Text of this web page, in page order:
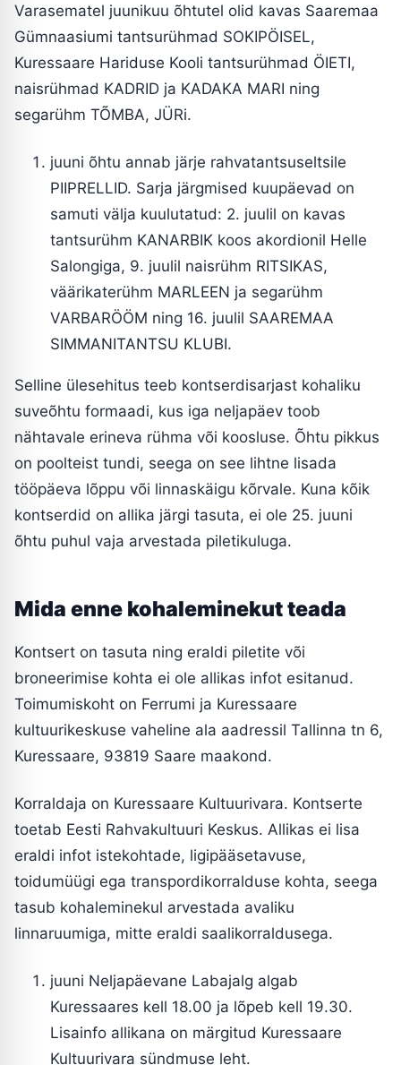
Varasematel juunikuu õhtutel olid kavas Saaremaa
Gümnaasiumi tantsurühmad SOKIPÖISEL,
Kuressaare Hariduse Kooli tantsurühmad ÖIETI,
naisrühmad KADRID ja KADAKA MARI ning
segarühm TÕMBA, JÜRi.
juuni õhtu annab järje rahvatantsuseltsile
PIIPRELLID. Sarja järgmised kuupäevad on
samuti välja kuulutatud: 2. juulil on kavas
tantsurühm KANARBIK koos akordionil Helle
Salongiga, 9. juulil naisrühm RITSIKAS,
väärikaterühm MARLEEN ja segarühm
VARBARÖÖM ning 16. juulil SAAREMAA
SIMMANITANTSU KLUBI.
Selline ülesehitus teeb kontserdisarjast kohaliku
suveõhtu formaadi, kus iga neljapäev toob
nähtavale erineva rühma või koosluse. Õhtu pikkus
on poolteist tundi, seega on see lihtne lisada
tööpäeva lõppu või linnaskäigu kõrvale. Kuna kõik
kontserdid on allika järgi tasuta, ei ole 25. juuni
õhtu puhul vaja arvestada piletikuluga.
Mida enne kohaleminekut teada
Kontsert on tasuta ning eraldi piletite või
broneerimise kohta ei ole allikas infot esitanud.
Toimumiskoht on Ferrumi ja Kuressaare
kultuurikeskuse vaheline ala aadressil Tallinna tn 6,
Kuressaare, 93819 Saare maakond.
Korraldaja on Kuressaare Kultuurivara. Kontserte
toetab Eesti Rahvakultuuri Keskus. Allikas ei lisa
eraldi infot istekohtade, ligipääsetavuse,
toidumüügi ega transpordikorralduse kohta, seega
tasub kohaleminekul arvestada avaliku
linnaruumiga, mitte eraldi saalikorraldusega.
juuni Neljapäevane Labajalg algab
Kuressaares kell 18.00 ja lõpeb kell 19.30.
Lisainfo allikana on märgitud Kuressaare
Kultuurivara sündmuse leht.